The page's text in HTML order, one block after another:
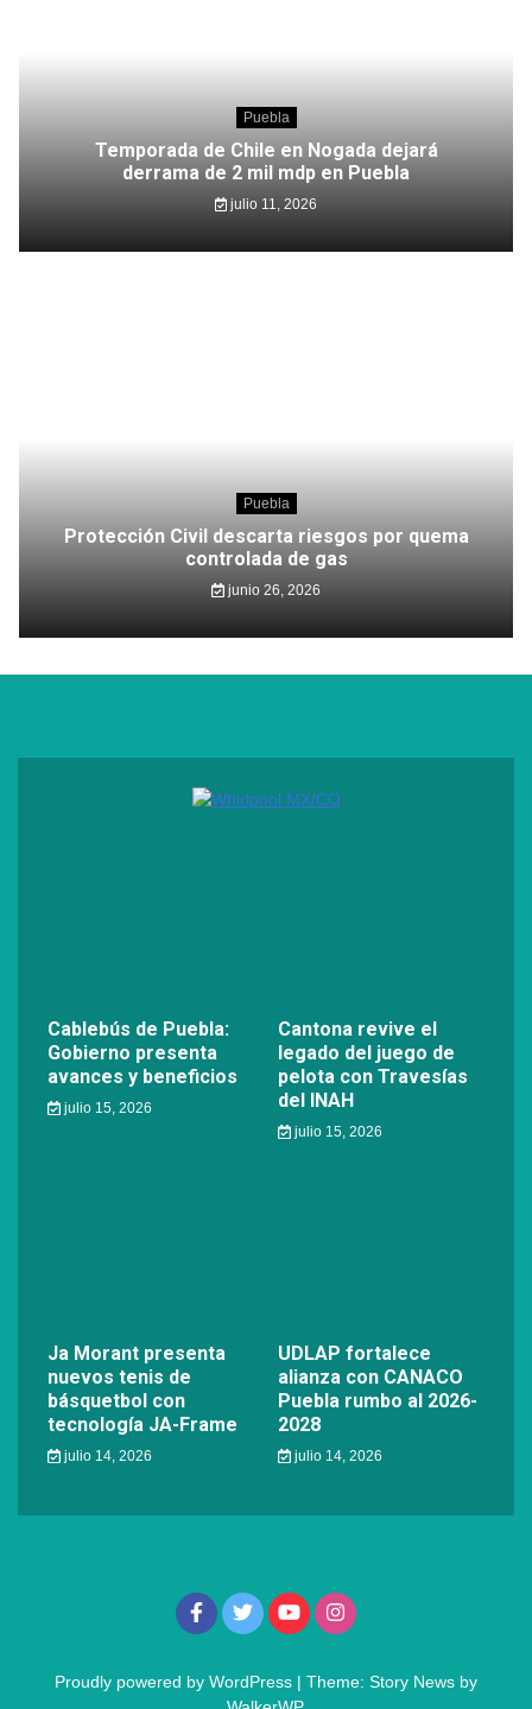
Puebla
Temporada de Chile en Nogada dejará
derrama de 2 mil mdp en Puebla
julio 11, 2026
Puebla
Protección Civil descarta riesgos por quema
controlada de gas
junio 26, 2026
Cablebús de Puebla:
Gobierno presenta
avances y beneficios
julio 15, 2026
Cantona revive el
legado del juego de
pelota con Travesías
del INAH
julio 15, 2026
Ja Morant presenta
nuevos tenis de
básquetbol con
tecnología JA-Frame
julio 14, 2026
UDLAP fortalece
alianza con CANACO
Puebla rumbo al 2026-
2028
julio 14, 2026
Proudly powered by WordPress | Theme: Story News by